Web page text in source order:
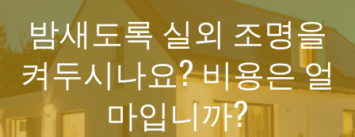
밤새도록 실외 조명을
켜두시나요? 비용은 얼
마입니까?